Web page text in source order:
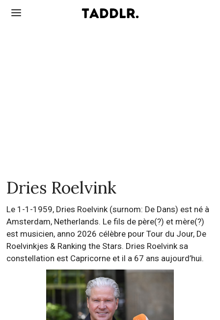
Dries Roelvink
Le 1-1-1959, Dries Roelvink (surnom: De Dans) est né à
Amsterdam, Netherlands. Le fils de père(?) et mère(?)
est musicien, anno 2026 célèbre pour Tour du Jour, De
Roelvinkjes & Ranking the Stars. Dries Roelvink sa
constellation est Capricorne et il a 67 ans aujourd’hui.